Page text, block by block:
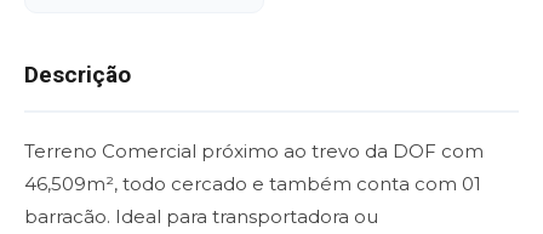
Descrição
Terreno Comercial próximo ao trevo da DOF com
46,509m², todo cercado e também conta com 01
barracão. Ideal para transportadora ou